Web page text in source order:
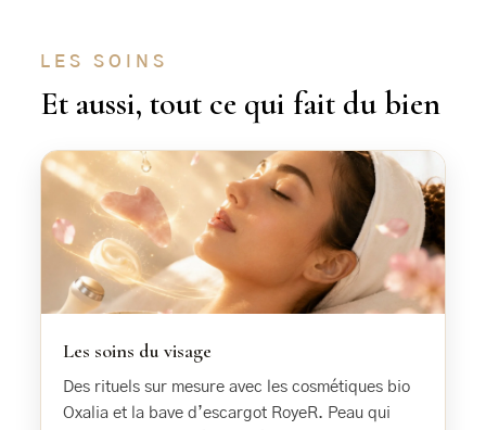
LES SOINS
Et aussi, tout ce qui fait du bien
Les soins du visage
Des rituels sur mesure avec les cosmétiques bio
Oxalia et la bave d’escargot RoyeR. Peau qui